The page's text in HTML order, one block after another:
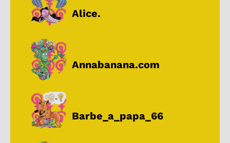
Alice.
Annabanana.com
Barbe_a_papa_66